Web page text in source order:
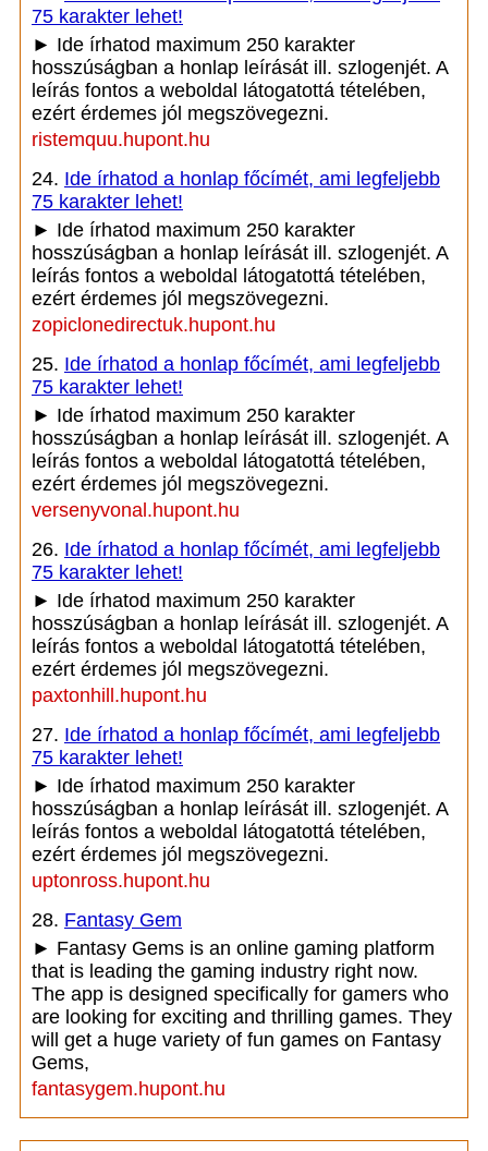
75 karakter lehet!
► Ide írhatod maximum 250 karakter
hosszúságban a honlap leírását ill. szlogenjét. A
leírás fontos a weboldal látogatottá tételében,
ezért érdemes jól megszövegezni.
ristemquu.hupont.hu
24. Ide írhatod a honlap főcímét, ami legfeljebb
75 karakter lehet!
► Ide írhatod maximum 250 karakter
hosszúságban a honlap leírását ill. szlogenjét. A
leírás fontos a weboldal látogatottá tételében,
ezért érdemes jól megszövegezni.
zopiclonedirectuk.hupont.hu
25. Ide írhatod a honlap főcímét, ami legfeljebb
75 karakter lehet!
► Ide írhatod maximum 250 karakter
hosszúságban a honlap leírását ill. szlogenjét. A
leírás fontos a weboldal látogatottá tételében,
ezért érdemes jól megszövegezni.
versenyvonal.hupont.hu
26. Ide írhatod a honlap főcímét, ami legfeljebb
75 karakter lehet!
► Ide írhatod maximum 250 karakter
hosszúságban a honlap leírását ill. szlogenjét. A
leírás fontos a weboldal látogatottá tételében,
ezért érdemes jól megszövegezni.
paxtonhill.hupont.hu
27. Ide írhatod a honlap főcímét, ami legfeljebb
75 karakter lehet!
► Ide írhatod maximum 250 karakter
hosszúságban a honlap leírását ill. szlogenjét. A
leírás fontos a weboldal látogatottá tételében,
ezért érdemes jól megszövegezni.
uptonross.hupont.hu
28. Fantasy Gem
► Fantasy Gems is an online gaming platform
that is leading the gaming industry right now.
The app is designed specifically for gamers who
are looking for exciting and thrilling games. They
will get a huge variety of fun games on Fantasy
Gems,
fantasygem.hupont.hu